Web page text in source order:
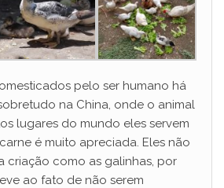
pelo ser humano há
na China, onde o animal
lugares do mundo eles servem
é muito apreciada. Eles não
criação como as galinhas, por
ao fato de não serem